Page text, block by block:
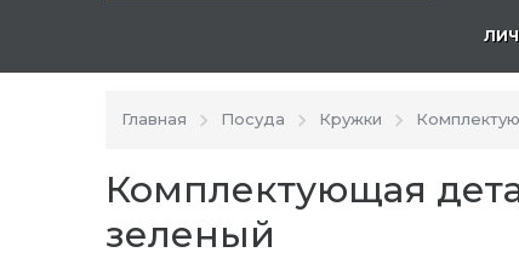
Главная Посуда Кружки
Комплектующая
зеленый